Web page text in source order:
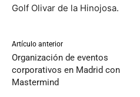
Golf Olivar de la Hinojosa.
Artículo anterior
Organización de eventos
corporativos en Madrid con
Mastermind